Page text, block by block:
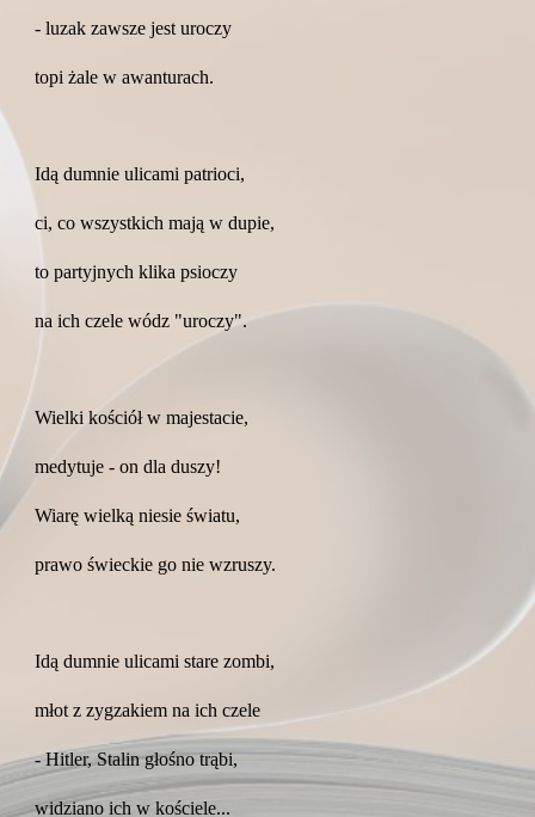
- luzak zawsze jest uroczy
topi żale w awanturach.
Idą dumnie ulicami patrioci,
ci, co wszystkich mają w dupie,
to partyjnych klika psioczy
na ich czele wódz "uroczy".
Wielki kościół w majestacie,
medytuje - on dla duszy!
Wiarę wielką niesie światu,
prawo świeckie go nie wzruszy.
Idą dumnie ulicami stare zombi,
młot z zygzakiem na ich czele
- Hitler, Stalin głośno trąbi,
widziano ich w kościele...